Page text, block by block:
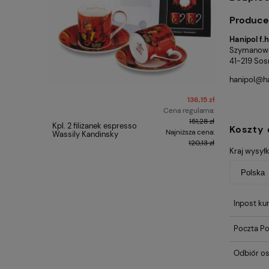
Kpl. 2 filiżanek espresso
Wassily Kandinsky
136,15 zł
Cena regularna:
151,28 zł
Najniższa cena:
120,13 zł
Kubek -
Hanipol
41-219
Koszty
Kraj
Inpost
Poczta
Odbiór